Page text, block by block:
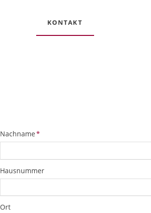
KONTAKT
Pflichtfeld
Nachname*
Hausnummer
Ort